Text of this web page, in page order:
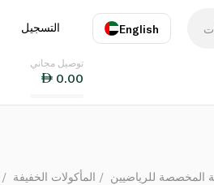
English
اللغة
التسجيل
توصيل مجاني
0.00
المأكولات الخفيفة المخصصة للرياضيين